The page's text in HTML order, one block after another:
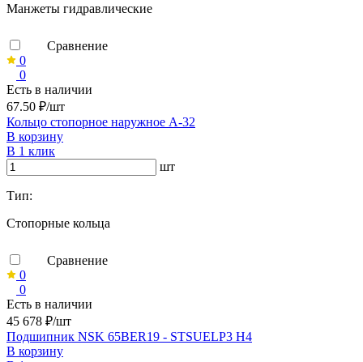
Манжеты гидравлические
Сравнение
0
0
Есть в наличии
67.50 ₽/шт
Кольцо стопорное наружное А-32
В корзину
В 1 клик
шт
Тип:
Стопорные кольца
Сравнение
0
0
Есть в наличии
45 678 ₽/шт
Подшипник NSK 65BER19 - STSUELP3 H4
В корзину